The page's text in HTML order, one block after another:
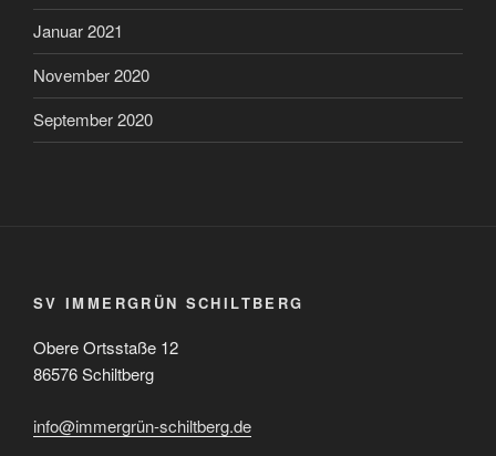
Januar 2021
November 2020
September 2020
SV IMMERGRÜN SCHILTBERG
Obere Ortsstaße 12
86576 Schiltberg
info@immergrün-schiltberg.de